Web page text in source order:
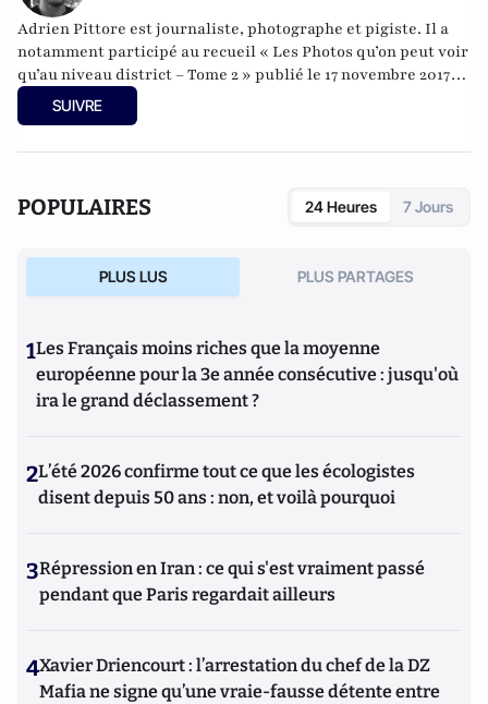
Adrien Pittore est journaliste, photographe et pigiste. Il a
notamment participé au recueil « Les Photos qu’on peut voir
qu’au niveau district – Tome 2 » publié le 17 novembre 2017
aux éditions Petit à Petit.
SUIVRE
POPULAIRES 24 Heures 7 Jours
PLUS LUS PLUS PARTAGES
1Les Français moins riches que la moyenne
européenne pour la 3e année consécutive : jusqu'où
ira le grand déclassement ?
2L’été 2026 confirme tout ce que les écologistes
disent depuis 50 ans : non, et voilà pourquoi
3Répression en Iran : ce qui s'est vraiment passé
pendant que Paris regardait ailleurs
4Xavier Driencourt : l’arrestation du chef de la DZ
Mafia ne signe qu’une vraie-fausse détente entre